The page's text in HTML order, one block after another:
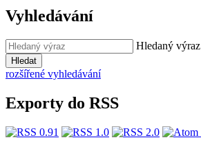
Vyhledávání
Hledaný výraz
Hledat
rozšířené vyhledávání
Exporty do RSS